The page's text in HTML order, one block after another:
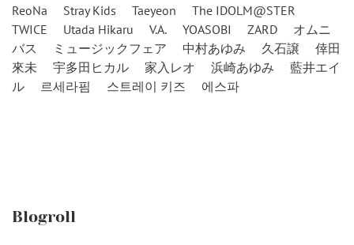
ReoNa
Stray Kids Taeyeon
The IDOLM@STER
TWICE
Utada Hikaru V.A. YOASOBI ZARD
オムニ
バス
ミュージックフェア 中村あゆみ 久石譲
倖田
來未
宇多田ヒカル 家入レオ 浜崎あゆみ
藍井エイ
ル
르세라핌 스트레이 키즈 에스파
Blogroll